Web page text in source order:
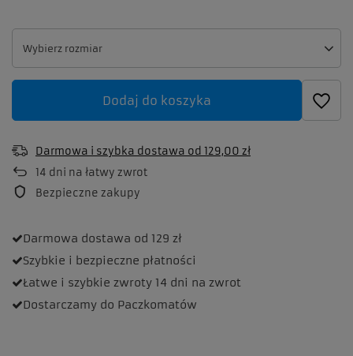
Wybierz rozmiar
Wybierz rozmiar
Dodaj do koszyka
Darmowa i szybka dostawa od 129,00 zł
14 dni na łatwy zwrot
Bezpieczne zakupy
Darmowa dostawa od 129 zł
Szybkie i bezpieczne płatności
Łatwe i szybkie zwroty 14 dni na zwrot
Dostarczamy do Paczkomatów